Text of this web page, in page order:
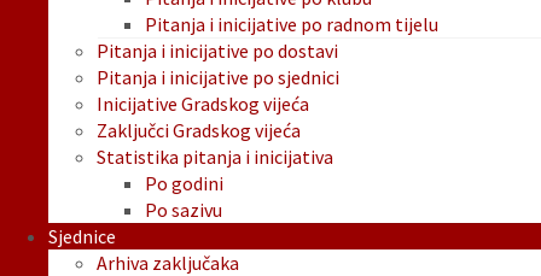
Pitanja i inicijative po radnom tijelu
Pitanja i inicijative po dostavi
Pitanja i inicijative po sjednici
Inicijative Gradskog vijeća
Zaključci Gradskog vijeća
Statistika pitanja i inicijativa
Po godini
Po sazivu
Sjednice
Arhiva zaključaka